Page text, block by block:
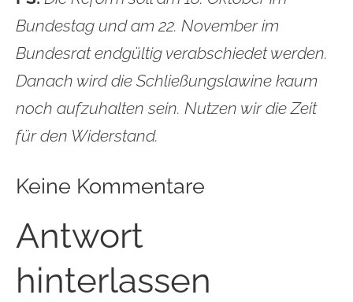
Bundestag und am 22. November im
Bundesrat endgültig verabschiedet werden.
Danach wird die Schließungslawine kaum
noch aufzuhalten sein. Nutzen wir die Zeit
für den Widerstand.
Keine Kommentare
Antwort
hinterlassen